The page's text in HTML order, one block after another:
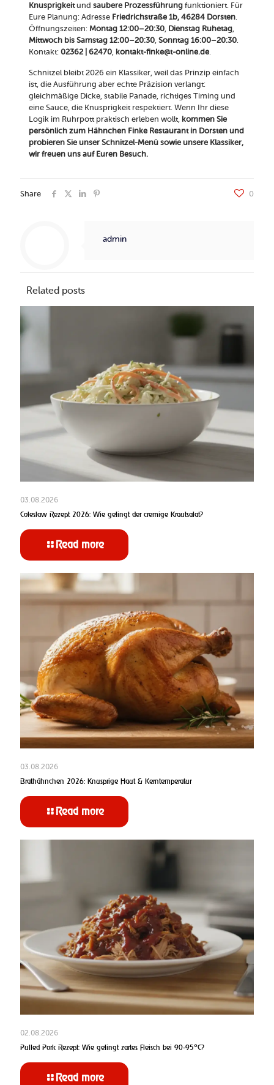
Knusprigkeitund saubere Prozessführungfunktioniert. Für
Eure Planung: Adresse Friedrichstraße 1b, 46284 Dorsten.
Öffnungszeiten: Montag 12:00–20:30, Dienstag Ruhetag,
Mittwoch bis Samstag 12:00–20:30, Sonntag 16:00–20:30.
Kontakt: 02362 | 62470, kontakt-finke@t-online.de.
Schnitzel bleibt 2026 ein Klassiker, weil das Prinzip einfach
ist, die Ausführung aber echte Präzision verlangt:
gleichmäßige Dicke, stabile Panade, richtiges Timing und
eine Sauce, die Knusprigkeit respektiert. Wenn Ihr diese
Logik im Ruhrpott praktisch erleben wollt, kommen Sie
persönlich zum Hähnchen Finke Restaurant in Dorsten und
probieren Sie unser Schnitzel-Menü sowie unsere Klassiker,
wir freuen uns auf Euren Besuch.
Share 0
admin
Related posts
03.08.2026
Coleslaw Rezept 2026: Wie gelingt der cremige Krautsalat?
Read more
03.08.2026
Brathähnchen 2026: Knusprige Haut & Kerntemperatur
Read more
02.08.2026
Pulled Pork Rezept: Wie gelingt zartes Fleisch bei 90-95°C?
Read more